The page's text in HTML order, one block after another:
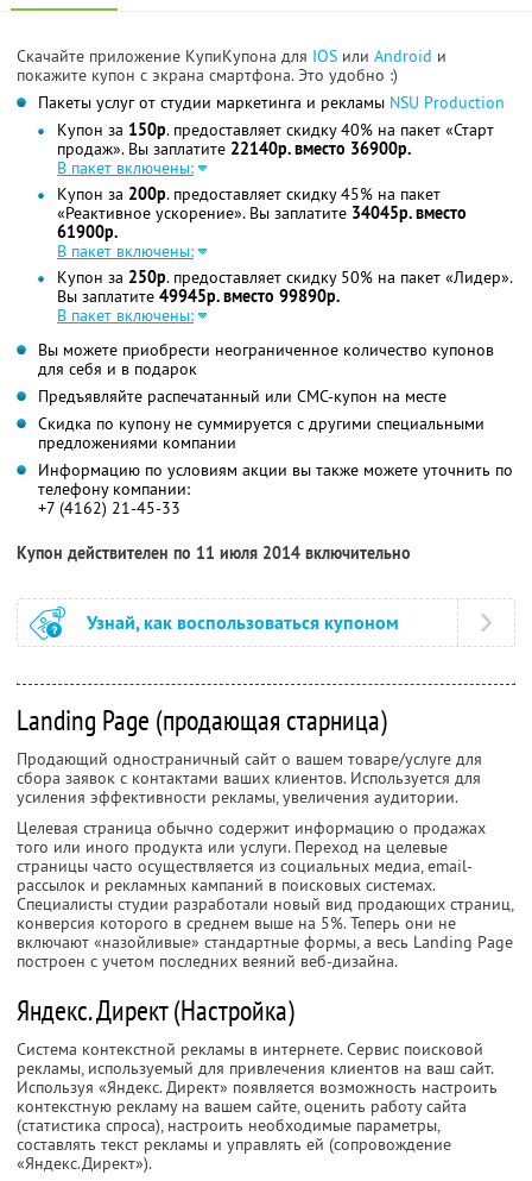
Скачайте приложение КупиКупона для IOS или Android и
покажите купон с экрана смартфона. Это удобно :)
Пакеты услуг от студии маркетинга и рекламы NSU Production
Купон за 150р. предоставляет скидку 40% на пакет «Старт
продаж». Вы заплатите 22140р. вместо 36900р.
В пакет включены:
Купон за 200р. предоставляет скидку 45% на пакет
«Реактивное ускорение». Вы заплатите 34045р. вместо
61900р.
В пакет включены:
Купон за 250р. предоставляет скидку 50% на пакет «Лидер».
Вы заплатите 49945р. вместо 99890р.
В пакет включены:
Вы можете приобрести неограниченное количество купонов
для себя и в подарок
Предъявляйте распечатанный или СМС-купон на месте
Скидка по купону не суммируется с другими специальными
предложениями компании
Информацию по условиям акции вы также можете уточнить по
телефону компании:
+7 (4162) 21-45-33
Купон действителен по 11 июля 2014 включительно
Узнай, как воспользоваться купоном
Landing Page (продающая старница)
Продающий одностраничный сайт о вашем товаре/услуге для
сбора заявок с контактами ваших клиентов. Используется для
усиления эффективности рекламы, увеличения аудитории.
Целевая страница обычно содержит информацию о продажах
того или иного продукта или услуги. Переход на целевые
страницы часто осуществляется из социальных медиа, email-
рассылок и рекламных кампаний в поисковых системах.
Специалисты студии разработали новый вид продающих страниц,
конверсия которого в среднем выше на 5%. Теперь они не
включают «назойливые» стандартные формы, а весь Landing Page
построен с учетом последних веяний веб-дизайна.
Яндекс. Директ (Настройка)
Система контекстной рекламы в интернете. Сервис поисковой
рекламы, используемый для привлечения клиентов на ваш сайт.
Используя «Яндекс. Директ» появляется возможность настроить
контекстную рекламу на вашем сайте, оценить работу сайта
(статистика спроса), настроить необходимые параметры,
составлять текст рекламы и управлять ей (сопровождение
«Яндекс.Директ»).